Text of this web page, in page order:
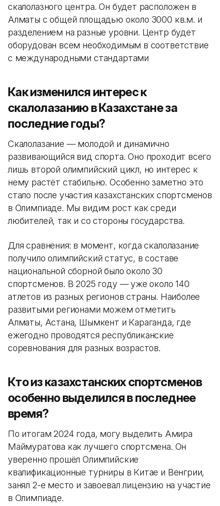
скалолазного центра. Он будет расположен в
Алматы с общей площадью около 3000 кв.м. и
разделением на разные уровни. Центр будет
оборудован всем необходимым в соответствие
с международными стандартами
Как изменился интерес к
скалолазанию в Казахстане за
последние годы?
Скалолазание — молодой и динамично
развивающийся вид спорта. Оно проходит всего
лишь второй олимпийский цикл, но интерес к
нему растёт стабильно. Особенно заметно это
стало после участия казахстанских спортсменов
в Олимпиаде. Мы видим рост как среди
любителей, так и со стороны государства.
Для сравнения: в момент, когда скалолазание
получило олимпийский статус, в составе
национальной сборной было около 30
спортсменов. В 2025 году — уже около 140
атлетов из разных регионов страны. Наиболее
развитыми регионами можем отметить
Алматы, Астана, Шымкент и Караганда, где
ежегодно проводятся республиканские
соревнования для разных возрастов.
Кто из казахстанских спортсменов
особенно выделился в последнее
время?
По итогам 2024 года, могу выделить Амира
Маймуратова как лучшего спортсмена. Он
уверенно прошёл Олимпийские
квалификационные турниры в Китае и Венгрии,
занял 2-е место и завоевал лицензию на участие
в Олимпиаде.